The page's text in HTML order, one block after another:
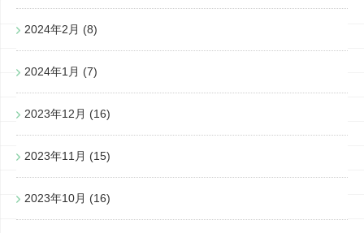
2024年2月 (8)
2024年1月 (7)
2023年12月 (16)
2023年11月 (15)
2023年10月 (16)